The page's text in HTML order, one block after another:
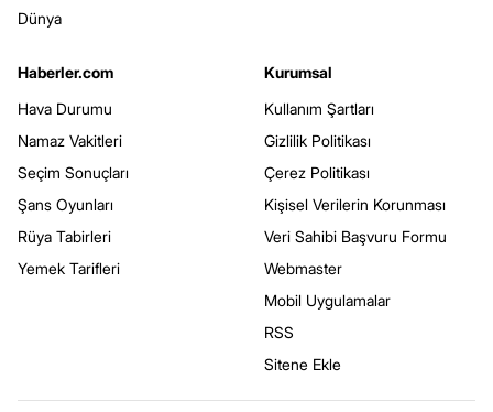
Dünya
Haberler.com
Hava Durumu
Namaz Vakitleri
Seçim Sonuçları
Şans Oyunları
Rüya Tabirleri
Yemek Tarifleri
Kurumsal
Kullanım Şartları
Gizlilik Politikası
Çerez Politikası
Kişisel Verilerin Korunması
Veri Sahibi Başvuru Formu
Webmaster
Mobil Uygulamalar
RSS
Sitene Ekle